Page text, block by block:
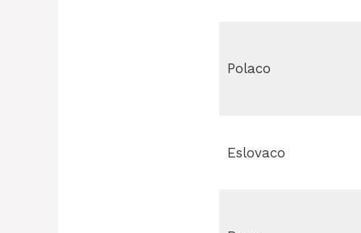
Polaco
Eslovaco